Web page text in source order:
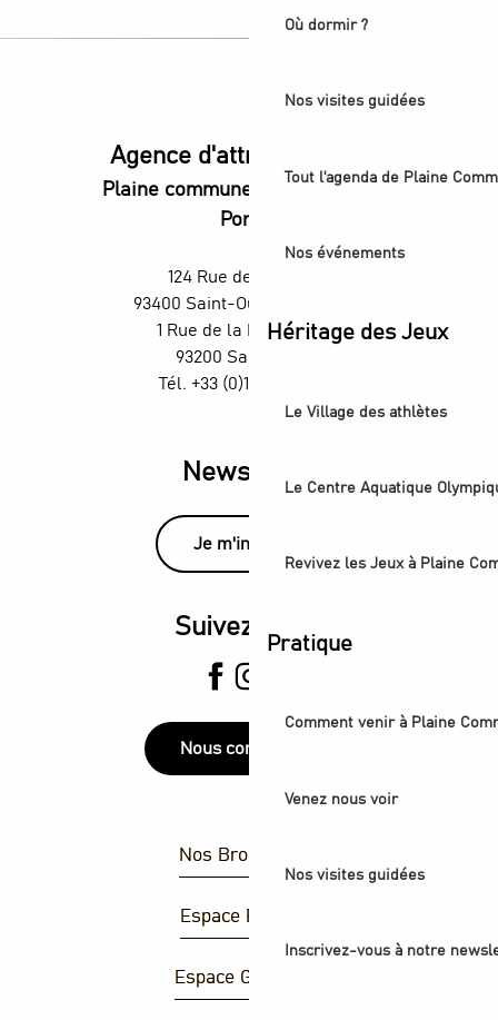
Où dormir ?
Nos visites guidées
Tout l'agenda de Plaine
Nos événements
Héritage des Jeux
Le Village des athlètes
Le Centre Aquatique
Revivez les Jeux à Plaine
Pratique
Comment venir à Plaine
Venez nous voir
Nos visites guidées
Inscrivez-vous à notre
Agence d'attractivité POP
Plaine commune vous Ouvre ses
Portes
124 Rue des Rosiers,
93400 Saint-Ouen-sur-Seine
1 Rue de la République,
93200 Saint-Denis
Tél. +33 (0)1 55 870 870
Newsletter
Je m'inscris
Suivez-nous
Nous contacter
Nos Brochures
Espace Presse
Espace Groupes